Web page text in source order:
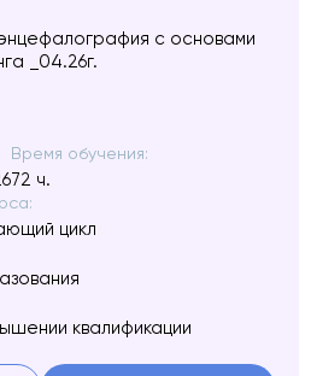
с основами
_04.26г.
Время обучения:
72 ч.
цикл
квалификации